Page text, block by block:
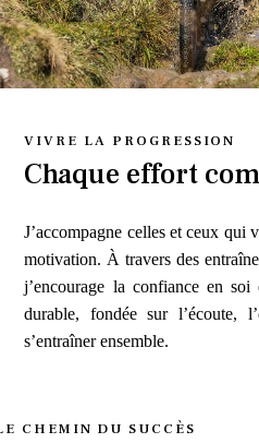
VIVRE LA PROGRESSION
Chaque effort
J’accompagne celles et ceux qui
motivation. À travers des
j’encourage la confiance en
durable, fondée sur l’écoute,
s’entraîner ensemble.
CHEMIN DU SUCCÈS